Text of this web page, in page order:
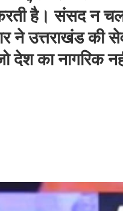
है। संसद न
ने उत्तराखंड की
देश का नागरिक